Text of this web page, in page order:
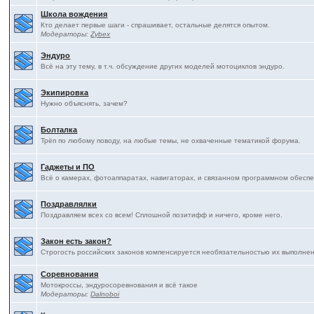
Школа вождения
Кто делает первые шаги - спрашивает, остальные делятся опытом.
Модераторы:Zybex
Эндуро
Всё на эту тему, в т.ч. обсуждение других моделей мотоциклов эндуро.
Экипировка
Нужно объяснять, зачем?
Болталка
Трёп по любому поводу, на любые темы, не охваченные тематикой форума.
Гаджеты и ПО
Всё о камерах, фотоаппаратах, навигаторах, и связанном программном
Поздравлялки
Поздравляем всех со всем! Сплошной позитифф и ничего, кроме него.
Закон есть закон?
Строгость российских законов компенсируется необязательностью их
Соревнования
Мотокроссы, эндуросоревнования и всё такое
Модераторы:Dalnoboi